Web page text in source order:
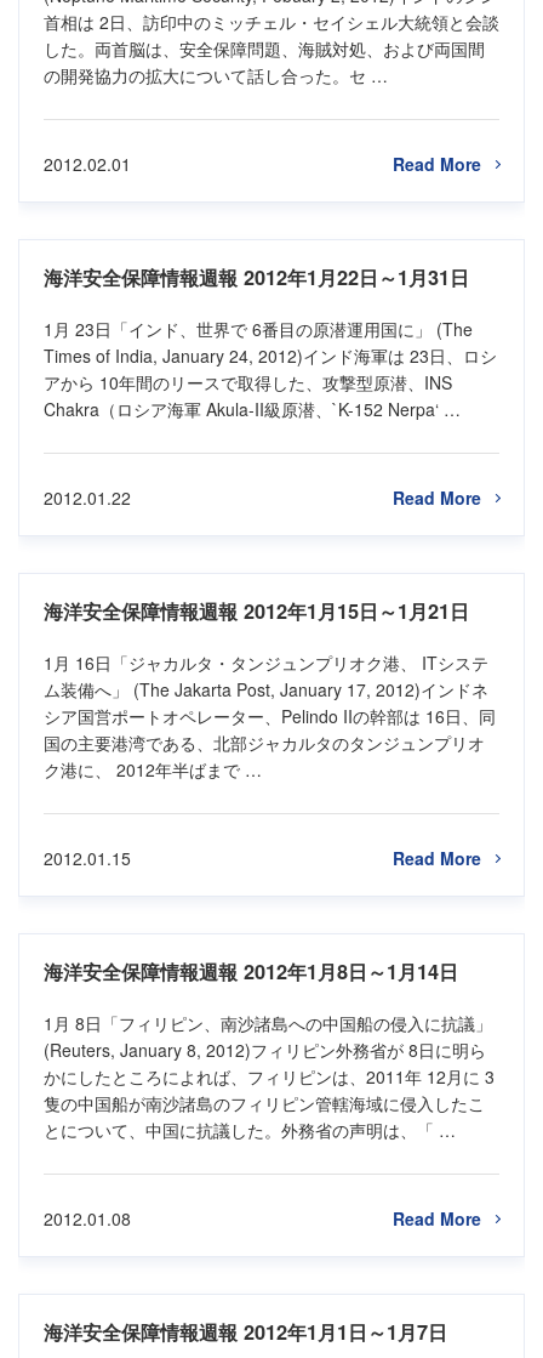
首相は 2日、訪印中のミッチェル・セイシェル大統領と会談
した。両首脳は、安全保障問題、海賊対処、および両国間
の開発協力の拡大について話し合った。セ …
Read More
2012.02.01
海洋安全保障情報週報 2012年1月22日～1月31日
1月 23日「インド、世界で 6番目の原潜運用国に」 (The
Times of India, January 24, 2012)インド海軍は 23日、ロシ
アから 10年間のリースで取得した、攻撃型原潜、INS
Chakra（ロシア海軍 Akula-II級原潜、`K-152 Nerpa‘ …
Read More
2012.01.22
海洋安全保障情報週報 2012年1月15日～1月21日
1月 16日「ジャカルタ・タンジュンプリオク港、 ITシステ
ム装備へ」 (The Jakarta Post, January 17, 2012)インドネ
シア国営ポートオペレーター、Pelindo IIの幹部は 16日、同
国の主要港湾である、北部ジャカルタのタンジュンプリオ
ク港に、 2012年半ばまで …
Read More
2012.01.15
海洋安全保障情報週報 2012年1月8日～1月14日
1月 8日「フィリピン、南沙諸島への中国船の侵入に抗議」
(Reuters, January 8, 2012)フィリピン外務省が 8日に明ら
かにしたところによれば、フィリピンは、2011年 12月に 3
隻の中国船が南沙諸島のフィリピン管轄海域に侵入したこ
とについて、中国に抗議した。外務省の声明は、「 …
Read More
2012.01.08
海洋安全保障情報週報 2012年1月1日～1月7日